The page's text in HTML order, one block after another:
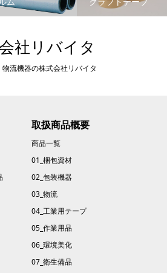
社リバイタ
流機器の株式会社リバイタ
取扱商品概要
商品一覧
01_梱包資材
02_包装機器
03_物流
04_工業用テープ
05_作業用品
06_環境美化
07_衛生備品